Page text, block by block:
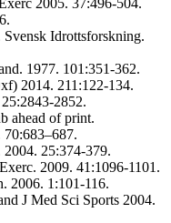
Idrottsforskning.
1977. 101:351-362.
2014. 211:122-134.
2852.
ahead of print.
25:374-379.
2009. 41:1096-1101.
2006. 1:101-116.
J Med Sci Sports 2004.